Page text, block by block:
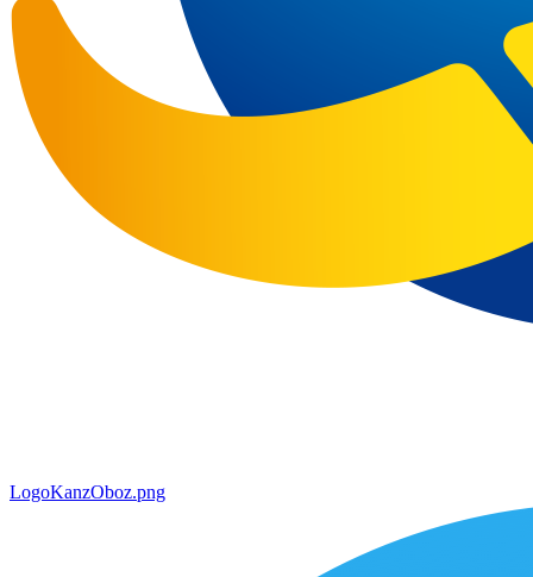
LogoKanzOboz.png